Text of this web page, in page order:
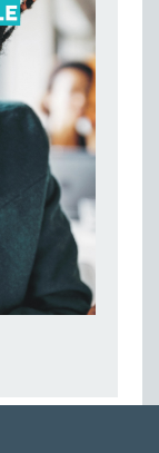
Témoignage : "Le maintien en emploi est un investissement, pas une contrainte."
[RETOUR SUR] Une session de recrutement inclusive réussie à Asnières !
Emploi et Handicap : Une alliance de style entre Cap Emploi 92 et La Cravate Solidaire
Cap Emploi 92 s'engage pour la santé mentale : La formation PSSM au cœur de l'accompagnement
Recrutement et Handicap : Et si vous testiez avant de vous engager ?